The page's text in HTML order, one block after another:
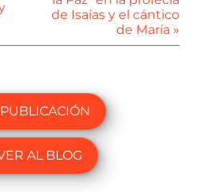
de Isaías y el cántico
de María »
AL BLOG